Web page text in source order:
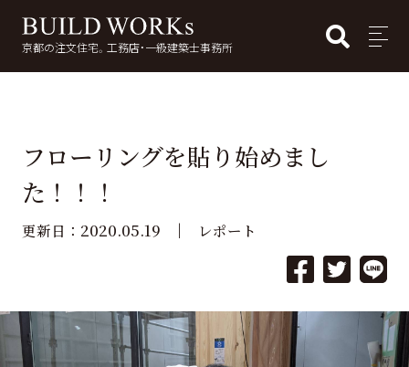
京都の注文住宅。工務店・一級建築士事務所 MENU
フローリングを貼り始めまし
た！！！
更新日： 2020.05.19 レポート